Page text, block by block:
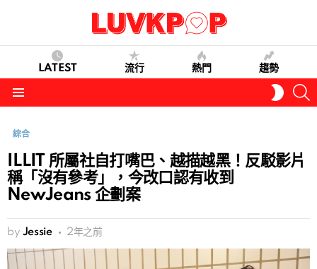
LATEST 流行 熱門 趨勢
SKIN
綜合
ILLIT 所屬社自打嘴巴、越描越黑！反駁影片
稱「沒有參考」，今改口認有收到
NewJeans 企劃案
by Jessie 2年之前